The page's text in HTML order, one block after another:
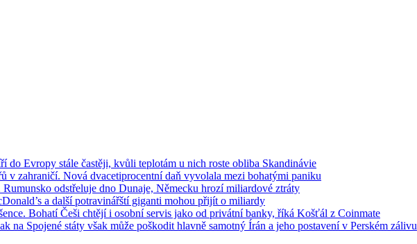
do Evropy stále častěji, kvůli teplotám u nich roste obliba Skandinávie
v zahraničí. Nová dvacetiprocentní daň vyvolala mezi bohatými paniku
odstřeluje dno Dunaje, Německu hrozí miliardové ztráty
a další potravinářští giganti mohou přijít o miliardy
Bohatí Češi chtějí i osobní servis jako od privátní banky, říká Košťál z Coinmate
na Spojené státy však může poškodit hlavně samotný Írán a jeho postavení v Perském zálivu